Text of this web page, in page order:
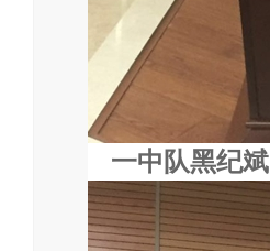
一中队黑纪斌